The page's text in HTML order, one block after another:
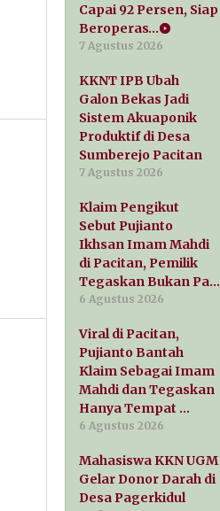
Capai 92 Persen, Siap
Beroperas…
7 Agustus 2026
KKNT IPB Ubah
Galon Bekas Jadi
Sistem Akuaponik
Produktif di Desa
Sumberejo Pacitan
7 Agustus 2026
Klaim Pengikut
Sebut Pujianto
Ikhsan Imam Mahdi
di Pacitan, Pemilik
Tegaskan Bukan Pa…
6 Agustus 2026
Viral di Pacitan,
Pujianto Bantah
Klaim Sebagai Imam
Mahdi dan Tegaskan
Hanya Tempat …
6 Agustus 2026
Mahasiswa KKN UGM
Gelar Donor Darah di
Desa Pagerkidul